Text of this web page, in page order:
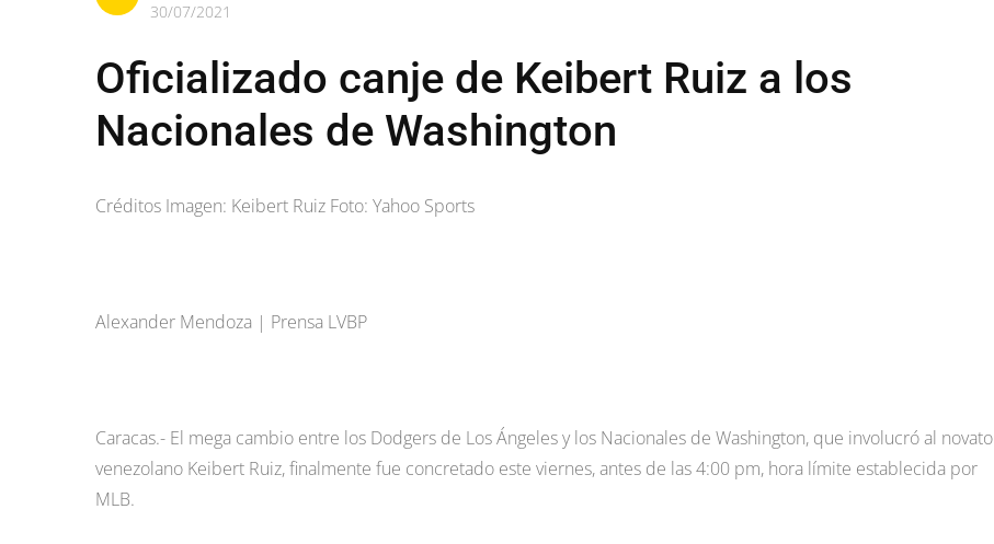
30/07/2021
Oficializado canje de Keibert Ruiz a los
Nacionales de Washington
Créditos Imagen: Keibert Ruiz Foto: Yahoo Sports
Alexander Mendoza | Prensa LVBP
Caracas.- El mega cambio entre los Dodgers de Los Ángeles y los Nacionales de Washington, que involucró al novato
venezolano Keibert Ruiz, finalmente fue concretado este viernes, antes de las 4:00 pm, hora límite establecida por
MLB.